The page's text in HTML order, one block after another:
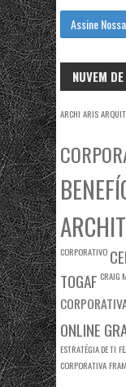
NUVEM
ARCHI ARIS
CORPORATIVO
TOGAF CRAIG
ONLINE
ESTRATÉGIA DE TI
CORPORATIVA